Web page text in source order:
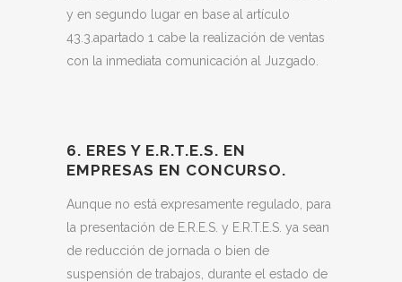
y en segundo lugar en base al artículo
43.3.apartado 1 cabe la realización de ventas
con la inmediata comunicación al Juzgado.
6. ERES Y E.R.T.E.S. EN
EMPRESAS EN CONCURSO.
Aunque no está expresamente regulado, para
la presentación de E.R.E.S. y E.R.T.E.S. ya sean
de reducción de jornada o bien de
suspensión de trabajos, durante el estado de